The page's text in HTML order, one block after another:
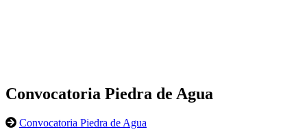
Convocatoria Piedra de Agua
Convocatoria Piedra de Agua